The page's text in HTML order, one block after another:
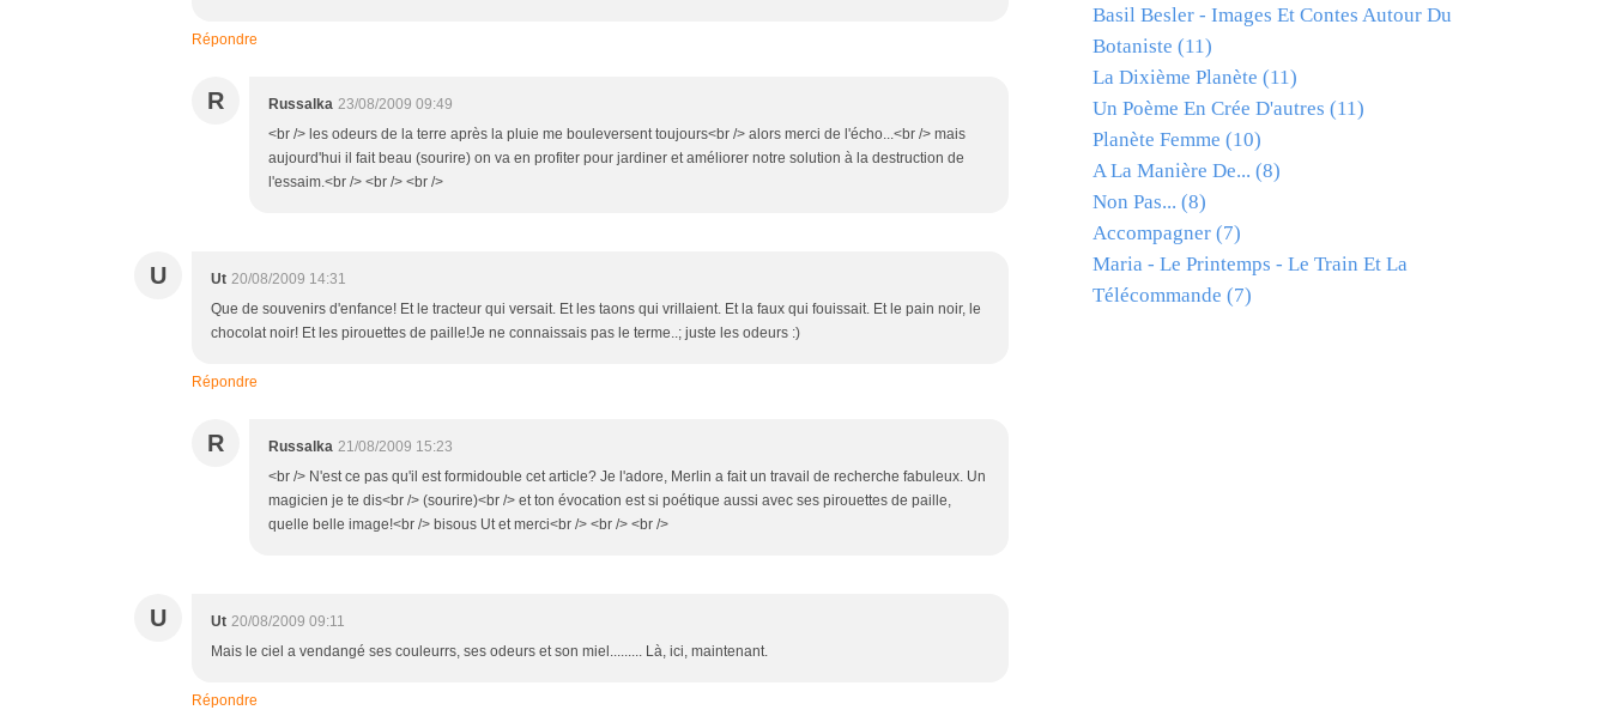
Répondre
R Russalka 23/08/2009 09:49
<br /> les odeurs de la terre après la pluie me bouleversent toujours<br /> alors merci de l'écho...<br /> mais
aujourd'hui il fait beau (sourire) on va en profiter pour jardiner et améliorer notre solution à la destruction de
l'essaim.<br /> <br /> <br />
U Ut 20/08/2009 14:31
Que de souvenirs d'enfance! Et le tracteur qui versait. Et les taons qui vrillaient. Et la faux qui fouissait. Et le pain noir, le
chocolat noir! Et les pirouettes de paille!Je ne connaissais pas le terme..; juste les odeurs :)
Répondre
R Russalka 21/08/2009 15:23
<br /> N'est ce pas qu'il est formidouble cet article? Je l'adore, Merlin a fait un travail de recherche fabuleux. Un
magicien je te dis<br /> (sourire)<br /> et ton évocation est si poétique aussi avec ses pirouettes de paille,
quelle belle image!<br /> bisous Ut et merci<br /> <br /> <br />
U Ut 20/08/2009 09:11
Mais le ciel a vendangé ses couleurrs, ses odeurs et son miel......... Là, ici, maintenant.
Répondre
Basil Besler - Images Et Contes Autour Du
Botaniste (11)
La Dixième Planète (11)
Un Poème En Crée D'autres (11)
Planète Femme (10)
A La Manière De... (8)
Non Pas... (8)
Accompagner (7)
Maria - Le Printemps - Le Train Et La
Télécommande (7)